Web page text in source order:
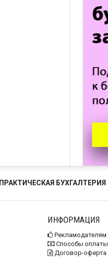
ПРАКТИЧЕСКАЯ БУХГАЛТЕРИЯ
ИНФОРМАЦИЯ
Рекламодателям
Способы оплаты
Договор-оферта